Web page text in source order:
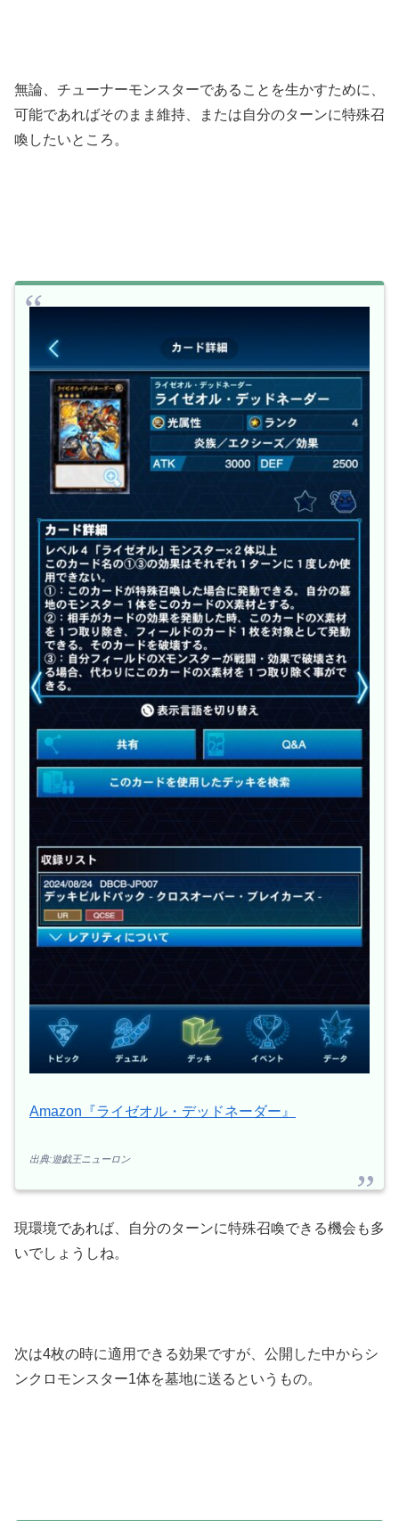
無論、チューナーモンスターであることを生かすために、
可能であればそのまま維持、または自分のターンに特殊召
喚したいところ。
Amazon『ライゼオル・デッドネーダー』
出典:遊戯王ニューロン
現環境であれば、自分のターンに特殊召喚できる機会も多
いでしょうしね。
次は4枚の時に適用できる効果ですが、公開した中からシ
ンクロモンスター1体を墓地に送るというもの。